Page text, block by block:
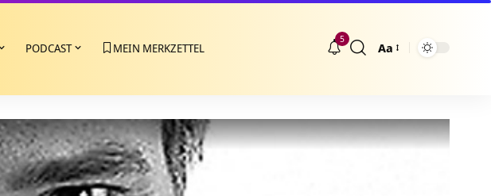
PODCAST MEIN MERKZETTEL
5
Größenänderung
Aa